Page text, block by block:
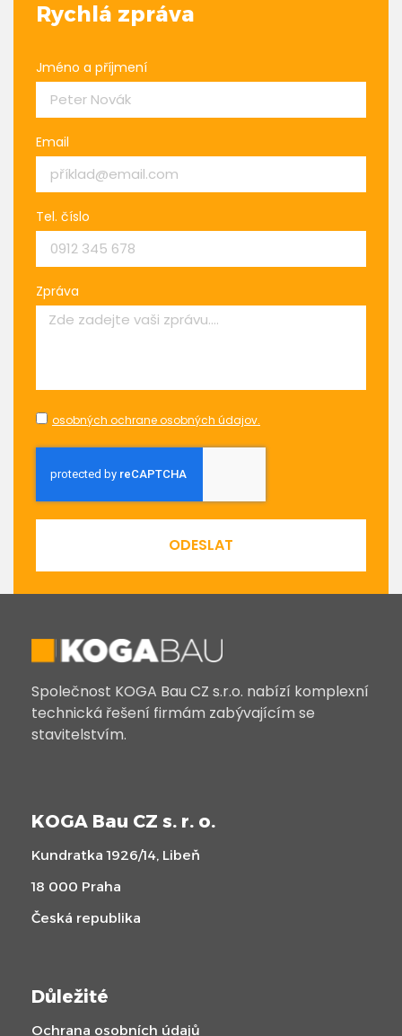
Rychlá zpráva
Jméno a příjmení
Email
Tel. číslo
Zpráva
osobných ochrane osobných údajov.
ODESLAT
Společnost KOGA Bau CZ s.r.o. nabízí komplexní
technická řešení firmám zabývajícím se
stavitelstvím.
KOGA Bau CZ s. r. o.
Kundratka 1926/14, Libeň
18 000 Praha
Česká republika
Důležité
Ochrana osobních údajů